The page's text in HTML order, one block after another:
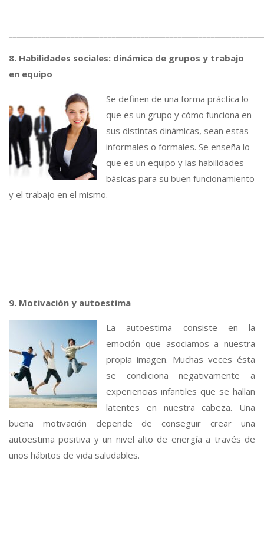
8. Habilidades sociales: dinámica de grupos y trabajo
en equipo
Se definen de una forma práctica lo
que es un grupo y cómo funciona en
sus distintas dinámicas, sean estas
informales o formales. Se enseña lo
que es un equipo y las habilidades
básicas para su buen funcionamiento
y el trabajo en el mismo.
9. Motivación y autoestima
La autoestima consiste en la
emoción que asociamos a nuestra
propia imagen. Muchas veces ésta
se condiciona negativamente a
experiencias infantiles que se hallan
latentes en nuestra cabeza. Una
buena motivación depende de conseguir crear una
autoestima positiva y un nivel alto de energía a través de
unos hábitos de vida saludables.